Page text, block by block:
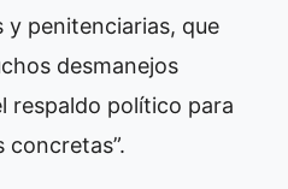
y penitenciarias, que
desmanejos
respaldo político para
concretas”.